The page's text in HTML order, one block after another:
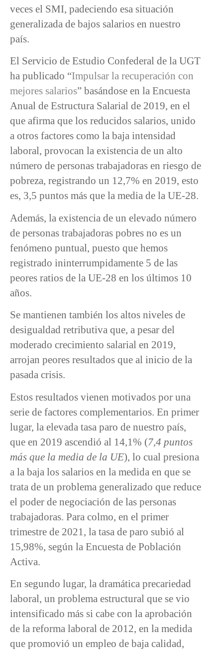
veces el SMI, padeciendo esa situación
generalizada de bajos salarios en nuestro
país.
El Servicio de Estudio Confederal de la UGT
ha publicado “Impulsar la recuperación con
mejores salarios” basándose en la Encuesta
Anual de Estructura Salarial de 2019, en el
que afirma que los reducidos salarios, unido
a otros factores como la baja intensidad
laboral, provocan la existencia de un alto
número de personas trabajadoras en riesgo de
pobreza, registrando un 12,7% en 2019, esto
es, 3,5 puntos más que la media de la UE-28.
Además, la existencia de un elevado número
de personas trabajadoras pobres no es un
fenómeno puntual, puesto que hemos
registrado ininterrumpidamente 5 de las
peores ratios de la UE-28 en los últimos 10
años.
Se mantienen también los altos niveles de
desigualdad retributiva que, a pesar del
moderado crecimiento salarial en 2019,
arrojan peores resultados que al inicio de la
pasada crisis.
Estos resultados vienen motivados por una
serie de factores complementarios. En primer
lugar, la elevada tasa paro de nuestro país,
que en 2019 ascendió al 14,1% (7,4 puntos
más que la media de la UE), lo cual presiona
a la baja los salarios en la medida en que se
trata de un problema generalizado que reduce
el poder de negociación de las personas
trabajadoras. Para colmo, en el primer
trimestre de 2021, la tasa de paro subió al
15,98%, según la Encuesta de Población
Activa.
En segundo lugar, la dramática precariedad
laboral, un problema estructural que se vio
intensificado más si cabe con la aprobación
de la reforma laboral de 2012, en la medida
que promovió un empleo de baja calidad,